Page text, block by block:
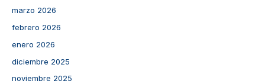
marzo 2026
febrero 2026
enero 2026
diciembre 2025
noviembre 2025